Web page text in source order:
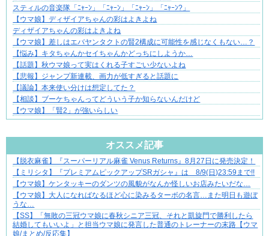
スティルの音楽隊「ﾆｬｰﾝ」「ﾆｬｰﾝ」「ﾆｬｰﾝ」「ﾆｬｰﾝ?」
【ウマ娘】ディザイアちゃんの彩はよきよね
ディザイアちゃんの彩はよきよね
【ウマ娘】差しはエバヤンタクトの賢2構成に可能性を感じなくもない…？
【悩み】キタちゃんかセイちゃんかどっちにしようか…
【話題】秋ウマ娘って実はくれる子すごい少ないよね
【悲報】ジャンプ新連載、画力が低すぎると話題に
【議論】本来使い分けは想定してた？
【相談】ブーケちゃんってどういう子か知らないんだけど
【ウマ娘】「賢2」が強いらしい
オススメ記事
“変われない私”が動き出す瞬間に出会う
【脱衣麻雀】『スーパーリアル麻雀 Venus Returns』8月27日に発売決定！
【ミリシタ】『プレミアムピックアップSRガシャ』は 8/9(日)23:59まで!!
【ウマ娘】ケンタッキーのダンツの風貌がなんか怪しいお店みたいだな…
【ウマ娘】大人になればなるほど心に染みるターボの名言…また明日も遊ぼ
うな…
【SS】「無敗の三冠ウマ娘に春秋シニア三冠、それと凱旋門で勝利したら
結婚してもいいよ」と担当ウマ娘に発言した普通のトレーナーの末路【ウマ
娘/まとめ/反応集】